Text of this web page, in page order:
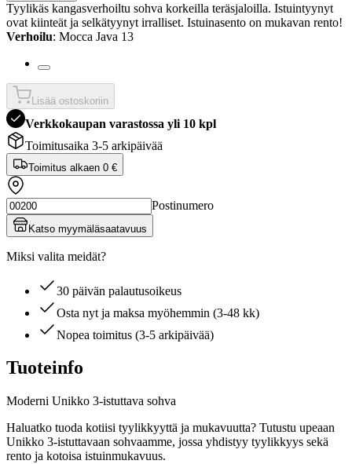
Tyylikäs kangasverhoiltu sohva korkeilla teräsjaloilla. Istuintyynyt
ovat kiinteät ja selkätyynyt irralliset. Istuinasento on mukavan rento!
Verhoilu: Mocca Java 13
Lisää ostoskoriin
Verkkokaupan varastossa yli 10 kpl
Toimitusaika 3-5 arkipäivää
Toimitus alkaen 0 €
Postinumero
Katso myymäläsaatavuus
Miksi valita meidät?
30 päivän palautusoikeus
Osta nyt ja maksa myöhemmin (3-48 kk)
Nopea toimitus (3-5 arkipäivää)
Tuoteinfo
Moderni Unikko 3-istuttava sohva
Haluatko tuoda kotiisi tyylikkyyttä ja mukavuutta? Tutustu upeaan
Unikko 3-istuttavaan sohvaamme, jossa yhdistyy tyylikkyys sekä
rento ja kotoisa istuinmukavuus.